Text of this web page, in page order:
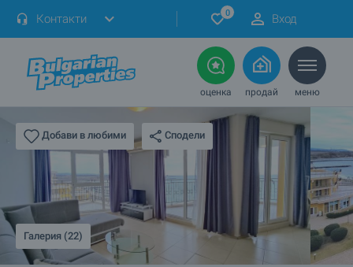
Контакти 0 Вход
оценка продай меню
Добави в любими Сподели
Галерия (22)